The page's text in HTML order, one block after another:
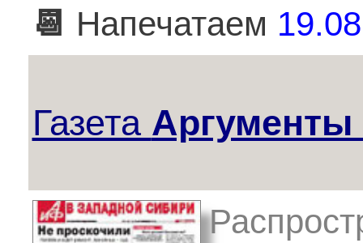
📆 Напечатаем
Газета